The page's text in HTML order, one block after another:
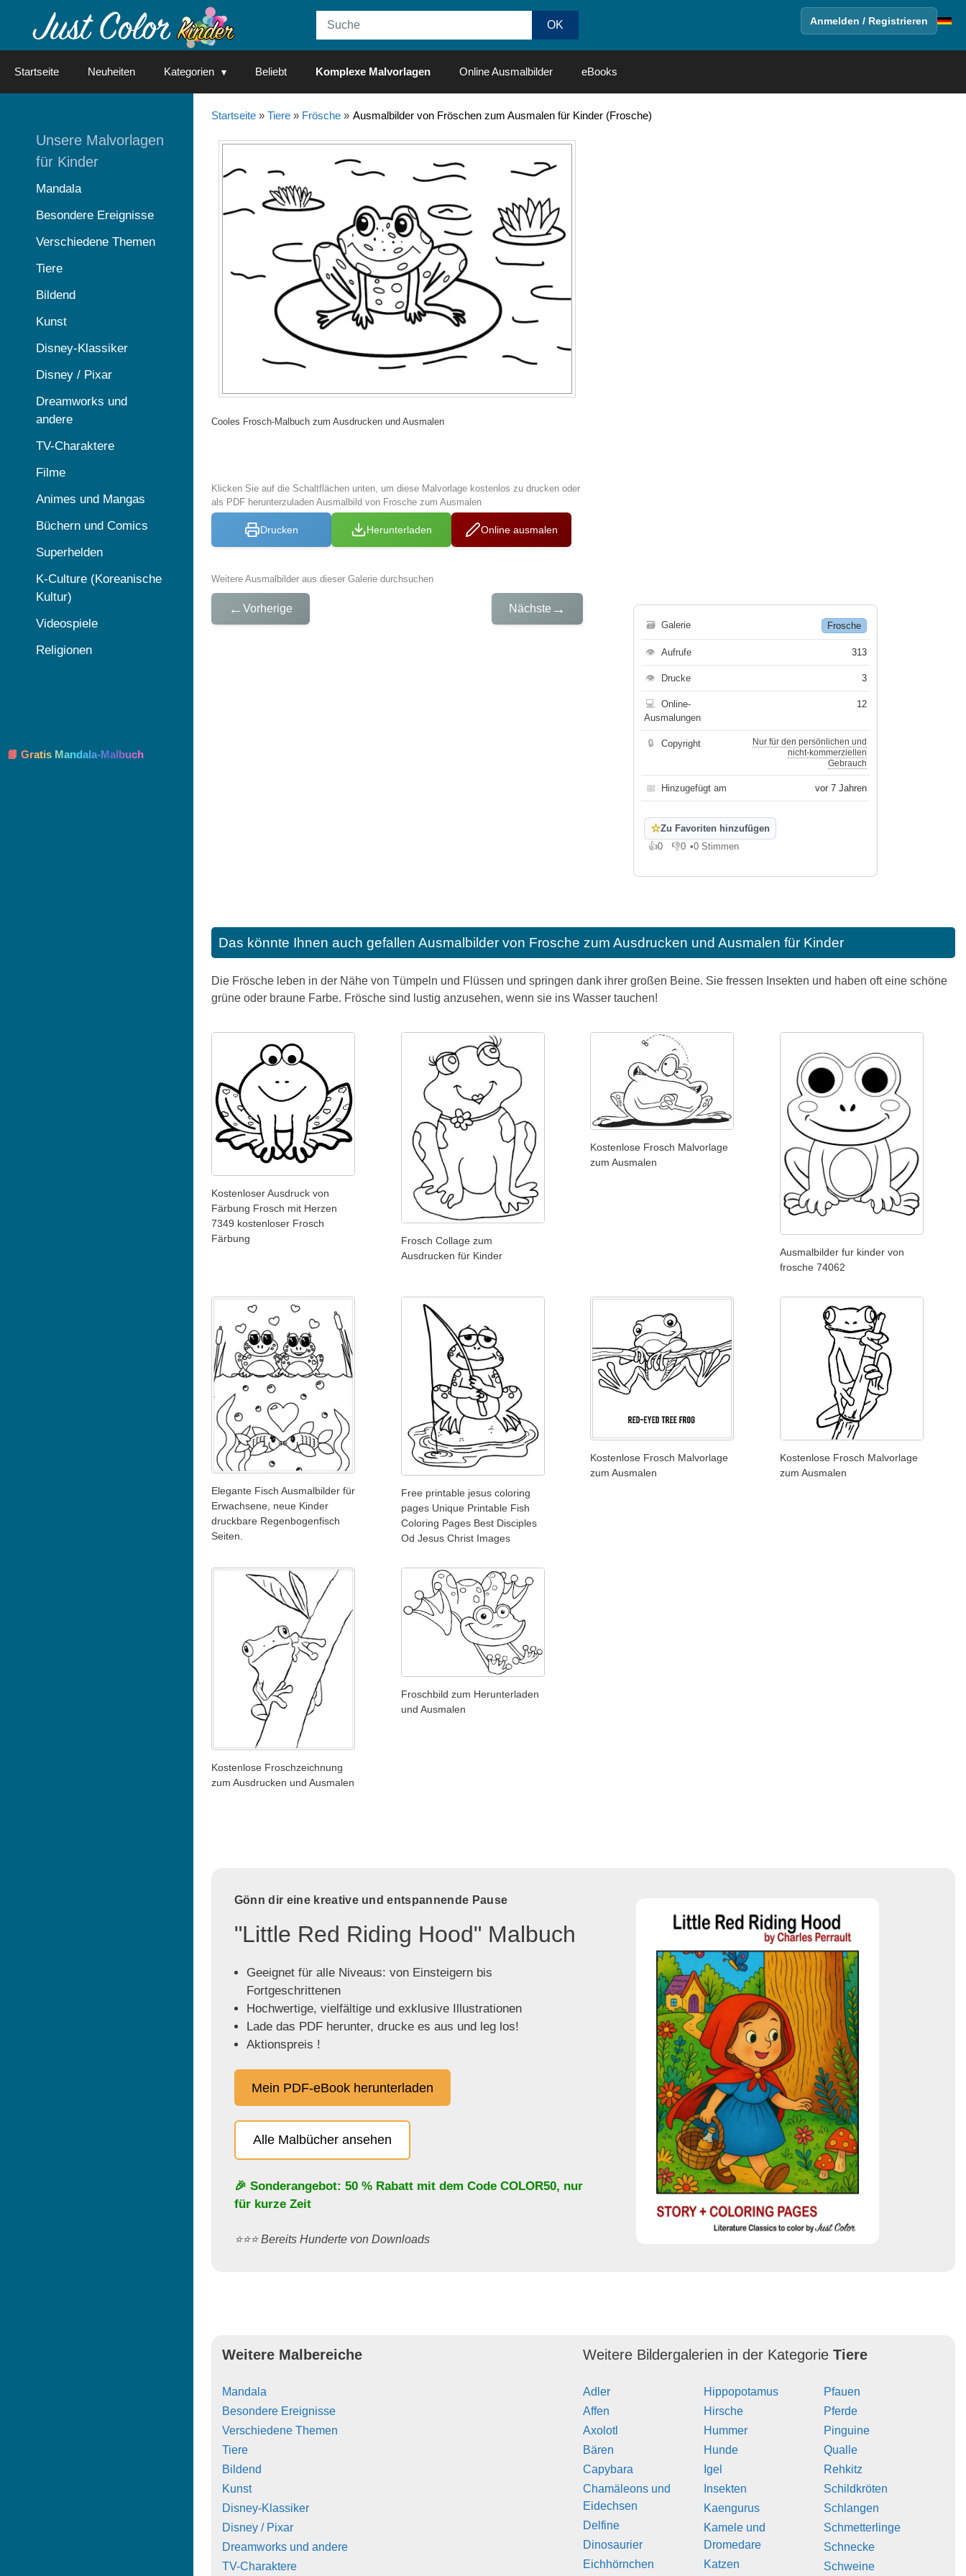
Anmelden / Registrieren
Startseite Neuheiten Kategorien Beliebt Komplexe Malvorlagen Online Ausmalbilder eBooks
Startseite» Tiere» Frösche» Ausmalbilder von Fröschen zum Ausmalen für Kinder (Frosche)
Cooles Frosch-Malbuch zum Ausdrucken und Ausmalen
Klicken Sie auf die Schaltflächen unten, um diese Malvorlage kostenlos zu drucken oder
als PDF herunterzuladen Ausmalbild von Frosche zum Ausmalen
Drucken Herunterladen Online ausmalen
Weitere Ausmalbilder aus dieser Galerie durchsuchen
← Vorherige Nächste →
🗃 Galerie Frosche
👁 Aufrufe 313
👁 Drucke 3
💻
Online-
Ausmalungen
12
🔒 Copyright
Nur für den persönlichen und
nicht-kommerziellen
Gebrauch
📅 Hinzugefügt am vor 7 Jahren
☆Zu Favoriten hinzufügen
👍0
Gefällt mir
👎0
Gefällt mir nicht
•0 Stimmen
Das könnte Ihnen auch gefallen Ausmalbilder von Frosche zum Ausdrucken und Ausmalen für Kinder
Die Frösche leben in der Nähe von Tümpeln und Flüssen und springen dank ihrer großen Beine. Sie fressen Insekten und haben oft eine schöne
grüne oder braune Farbe. Frösche sind lustig anzusehen, wenn sie ins Wasser tauchen!
Kostenloser Ausdruck von
Färbung Frosch mit Herzen
7349 kostenloser Frosch
Färbung
Frosch Collage zum
Ausdrucken für Kinder
Kostenlose Frosch Malvorlage
zum Ausmalen
Ausmalbilder fur kinder von
frosche 74062
Elegante Fisch Ausmalbilder für
Erwachsene, neue Kinder
druckbare Regenbogenfisch
Seiten.
Free printable jesus coloring
pages Unique Printable Fish
Coloring Pages Best Disciples
Od Jesus Christ Images
Kostenlose Frosch Malvorlage
zum Ausmalen
Kostenlose Frosch Malvorlage
zum Ausmalen
Kostenlose Froschzeichnung
zum Ausdrucken und Ausmalen
Froschbild zum Herunterladen
und Ausmalen
Gönn dir eine kreative und entspannende Pause
"Little Red Riding Hood" Malbuch
Geeignet für alle Niveaus: von Einsteigern bis
Fortgeschrittenen
Hochwertige, vielfältige und exklusive Illustrationen
Lade das PDF herunter, drucke es aus und leg los!
Aktionspreis !
Mein PDF-eBook herunterladen
Alle Malbücher ansehen
🎉 Sonderangebot: 50 % Rabatt mit dem Code COLOR50, nur
für kurze Zeit
⭐️⭐️⭐️ Bereits Hunderte von Downloads
Weitere Malbereiche
Mandala
Besondere Ereignisse
Verschiedene Themen
Tiere
Bildend
Kunst
Disney-Klassiker
Disney / Pixar
Dreamworks und andere
TV-Charaktere
Weitere Bildergalerien in der KategorieTiere
Adler
Affen
Axolotl
Bären
Capybara
Chamäleons und
Eidechsen
Delfine
Dinosaurier
Eichhörnchen
Hippopotamus
Hirsche
Hummer
Hunde
Igel
Insekten
Kaengurus
Kamele und
Dromedare
Katzen
Pfauen
Pferde
Pinguine
Qualle
Rehkitz
Schildkröten
Schlangen
Schmetterlinge
Schnecke
Schweine
Unsere Malvorlagen
für Kinder
Mandala
Besondere Ereignisse
Verschiedene Themen
Tiere
Bildend
Kunst
Disney-Klassiker
Disney / Pixar
Dreamworks und
andere
TV-Charaktere
Filme
Animes und Mangas
Büchern und Comics
Superhelden
K-Culture (Koreanische
Kultur)
Videospiele
Religionen
📘 Gratis Mandala-Malbuch